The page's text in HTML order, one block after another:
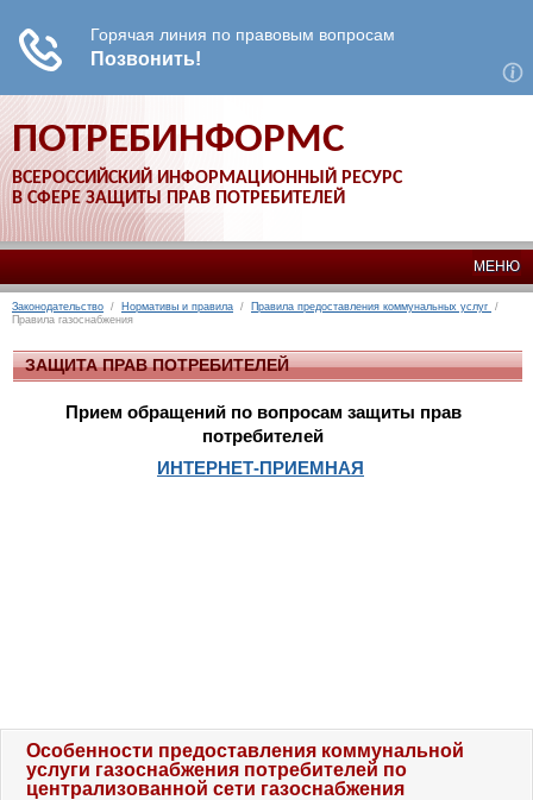
ПОТРЕБИНФОРМС
ВСЕРОССИЙСКИЙ ИНФОРМАЦИОННЫЙ РЕСУРС
В СФЕРЕ ЗАЩИТЫ ПРАВ ПОТРЕБИТЕЛЕЙ
МЕНЮ
Законодательство / Нормативы и правила / Правила предоставления коммунальных услуг /
Правила газоснабжения
ЗАЩИТА ПРАВ ПОТРЕБИТЕЛЕЙ
Прием обращений по вопросам защиты прав
потребителей
ИНТЕРНЕТ-ПРИЕМНАЯ
Особенности предоставления коммунальной
услуги газоснабжения потребителей по
централизованной сети газоснабжения